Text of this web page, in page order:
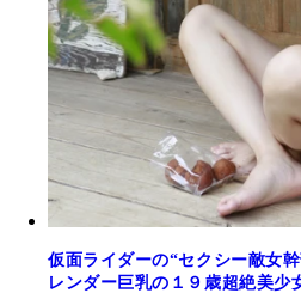
仮面ライダーの“セクシー敵女
レンダー巨乳の１９歳超絶美少